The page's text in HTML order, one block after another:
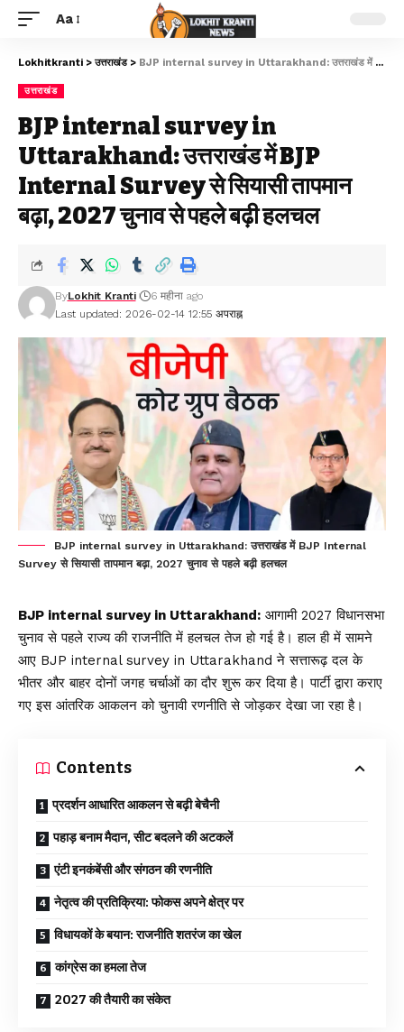
Aa
Lokhitkranti >उत्तराखंड> BJP internal survey in Uttarakhand: उत्तराखंड में BJP Internal Survey से सियासी तापमान बढ़ा, 2027 चुनाव से पहले बढ़ी हलचल
उत्तराखंड
BJP internal survey in
Uttarakhand: उत्तराखंड में BJP
Internal Survey से सियासी तापमान
बढ़ा, 2027 चुनाव से पहले बढ़ी हलचल
Last updated: 2026-02-14 12:55 अपराह्न
ByLokhit Kranti 6 महीना ago
BJP internal survey in Uttarakhand: उत्तराखंड में BJP Internal
Survey से सियासी तापमान बढ़ा, 2027 चुनाव से पहले बढ़ी हलचल
BJP internal survey in Uttarakhand: आगामी 2027 विधानसभा
चुनाव से पहले राज्य की राजनीति में हलचल तेज हो गई है। हाल ही में सामने
आए BJP internal survey in Uttarakhand ने सत्तारूढ़ दल के
भीतर और बाहर दोनों जगह चर्चाओं का दौर शुरू कर दिया है। पार्टी द्वारा कराए
गए इस आंतरिक आकलन को चुनावी रणनीति से जोड़कर देखा जा रहा है।
Contents
प्रदर्शन आधारित आकलन से बढ़ी बेचैनी
पहाड़ बनाम मैदान, सीट बदलने की अटकलें
एंटी इनकंबेंसी और संगठन की रणनीति
नेतृत्व की प्रतिक्रिया: फोकस अपने क्षेत्र पर
विधायकों के बयान: राजनीति शतरंज का खेल
कांग्रेस का हमला तेज
2027 की तैयारी का संकेत